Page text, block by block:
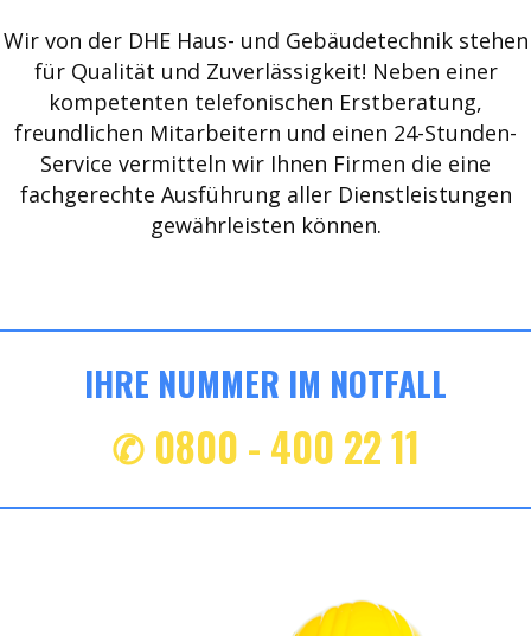
Wir von der DHE Haus- und Gebäudetechnik stehen
für Qualität und Zuverlässigkeit! Neben einer
kompetenten telefonischen Erstberatung,
freundlichen Mitarbeitern und einen 24-Stunden-
Service vermitteln wir Ihnen Firmen die eine
fachgerechte Ausführung aller Dienstleistungen
gewährleisten können.
IHRE NUMMER IM NOTFALL
✆ 0800 - 400 22 11